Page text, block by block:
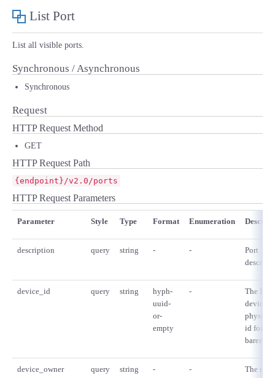
モニタリング/監査
管理機能
すべてのメニューを見る
サポート
管理機能
すべてのメニューを見る
クラウド/サーバー
IoT
モニタリング/監査
サポート
すべてのメニューを見る
- 管理機能
■ セットアップガイド
- 新規お申し込み方法
- 初期設定・確認
- ユーザー機能の管理
- 登録情報の管理
- APIリファレンス
- クラウド / サーバー
ユースケース
- バックアップ
- データと分析
- IoT
- マルチクラウド利用
故障/メンテナンス情報
故障/メンテナンス履歴
メンテナンス予定
定期メンテナンス
パートナー
販売パートナー向けプログラム
協業パートナー
トレーニング/操作動画
脱炭素化
List Port
List all visible ports.
Synchronous / Asynchronous
Synchronous
Request
HTTP Request Method
GET
HTTP Request Path
{endpoint}/v2.0/ports
HTTP Request Parameters
Parameter Style Type Format Enumeration
description query string - -
Port
device_id query string
hyph-
uuid-
or-
empty
-
The Id of
device
physical
id for
device_owner query string - -
The